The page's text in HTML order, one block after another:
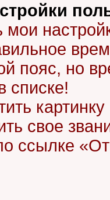
мои
пояс, но
списке!
свое
ссылке